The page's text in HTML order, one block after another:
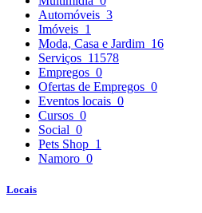
Automóveis 3
Imóveis 1
Moda, Casa e Jardim 16
Serviços 11578
Empregos 0
Ofertas de Empregos 0
Eventos locais 0
Cursos 0
Social 0
Pets Shop 1
Namoro 0
Locais